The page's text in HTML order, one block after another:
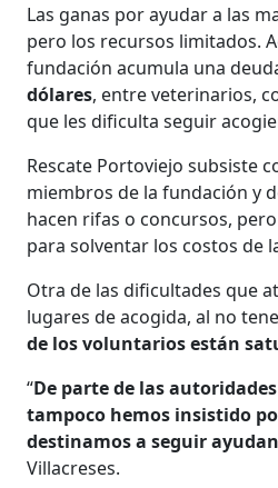
Las ganas por ayudar a las
pero los recursos limitados.
fundación acumula una
dólares, entre veterinarios,
que les dificulta seguir
Rescate Portoviejo subsiste
miembros de la fundación y
hacen rifas o concursos,
para solventar los costos de
Otra de las dificultades que
lugares de acogida, al no
de los voluntarios están
“De parte de las
tampoco hemos insistido
destinamos a seguir
Villacreses.